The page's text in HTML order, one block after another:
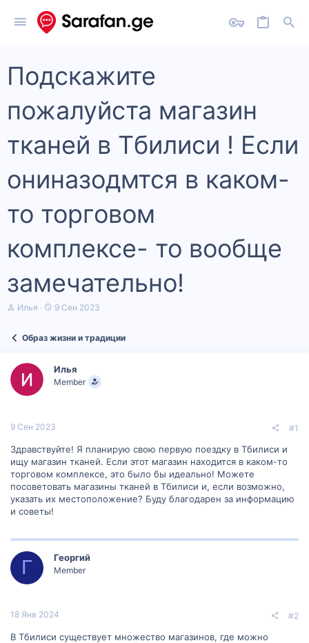
Подскажите
пожалуйста магазин
тканей в Тбилиси ! Если
ониназодмтся в каком-
то торговом
комплексе- то вообще
замечательно!
А
т
м
ы
Илья
Д
а
ч
а
9 Сен 2023
Образ жизни и традиции
Илья
Member
9 Сен 2023 #1
Здравствуйте! Я планирую свою первую поездку в Тбилиси и
ищу магазин тканей. Если этот магазин находится в каком-то
торговом комплексе, это было бы идеально! Можете
посоветовать магазины тканей в Тбилиси и, если возможно,
указать их местоположение? Буду благодарен за информацию
и советы!
Г Георгий
Member
18 Янв 2024 #2
В Тбилиси существует множество магазинов, где можно